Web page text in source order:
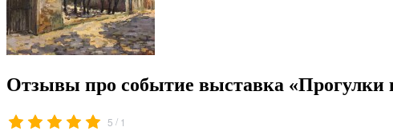
Отзывы про событие выставка «Прогулки
5 / 1